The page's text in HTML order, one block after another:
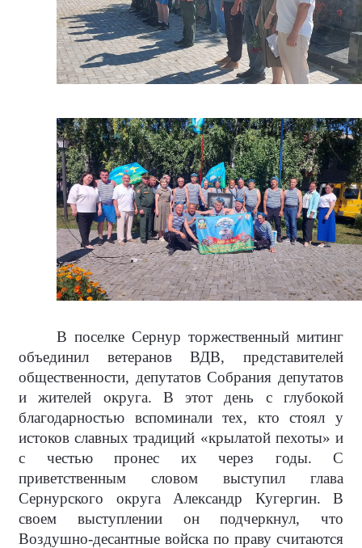
В поселке Сернур торжественный митинг
объединил ветеранов ВДВ, представителей
общественности, депутатов Собрания депутатов
и жителей округа. В этот день с глубокой
благодарностью вспоминали тех, кто стоял у
истоков славных традиций «крылатой пехоты» и
с честью пронес их через годы. С
приветственным словом выступил глава
Сернурского округа Александр Кугергин. В
своем выступлении он подчеркнул, что
Воздушно-десантные войска по праву считаются